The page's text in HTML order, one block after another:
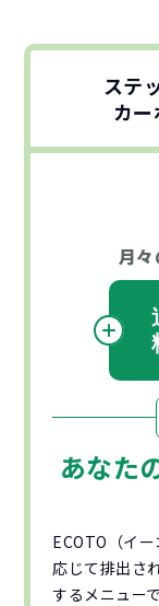
ステ
カ
月
あなた
ECOTO（イ
応じて排出さ
するメニュー